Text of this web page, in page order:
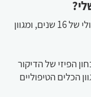
אני מביא עימי ניסיון טיפולי של 16 שנים, ומגוון
הפיזי של הדיקור
הכלים הטיפוליים